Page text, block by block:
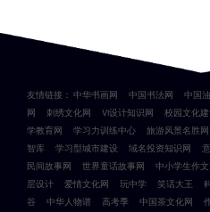
友情链接： 中华书画网 中国书法网 中国
网
刺绣文化网 VI设计知识网 校园文化
学教育网
学习力训练中心 旅游风景名胜网
智库
学习型城市建设 域名投资知识网
民间故事网
世界童话故事网 中小学生作
层设计
爱情文化网 玩中学 笑话大王
谷
中华人物谱 高考季 中国茶文化网